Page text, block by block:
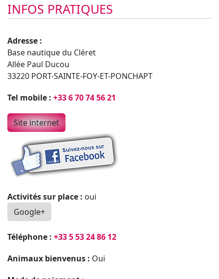
INFOS PRATIQUES
Adresse :
Base nautique du Cléret
Allée Paul Ducou
33220 PORT-SAINTE-FOY-ET-PONCHAPT
Tel mobile : +33 6 70 74 56 21
Site internet
Activités sur place : oui
Google+
Téléphone : +33 5 53 24 86 12
Animaux bienvenus : Oui